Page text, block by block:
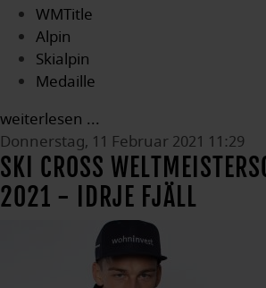
WMTitle
Alpin
Skialpin
Medaille
weiterlesen ...
Donnerstag, 11 Februar 2021 11:29
SKI CROSS
2021 - IDRJE FJÄLL